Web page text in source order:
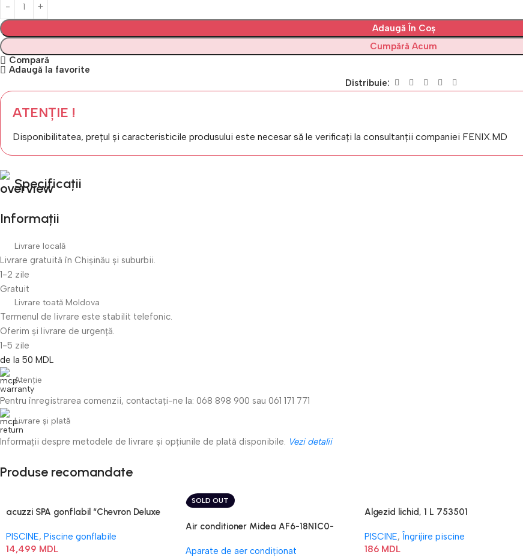
Adaugă În Coș
Cumpără Acum
Compară
Adaugă la favorite
Distribuie:
ATENȚIE !
Disponibilitatea, prețul și caracteristicile produsului este necesar să le verificați la consultanții companiei FENIX.MD
Specificații
Informații
Livrare locală
Livrare gratuită în Chișinău și suburbii.
1-2 zile
Gratuit
Livrare toată Moldova
Termenul de livrare este stabilit telefonic.
Oferim și livrare de urgență.
1-5 zile
de la 50 MDL
Atenție​
Pentru înregistrarea comenzii, contactați-ne la: 068 898 900 sau 061 171 771
Livrare și plată
Informații despre metodele de livrare și opțiunile de plată disponibile. Vezi detalii
Produse recomandate
acuzzi SPA gonflabil “Chevron Deluxe
PISCINE, Piscine gonflabile
14,499 MDL
SOLD OUT
Air conditioner Midea AF6-18N1C0-
Aparate de aer condiționat
Algezid lichid, 1 L 753501
PISCINE, Îngrijire piscine
186 MDL